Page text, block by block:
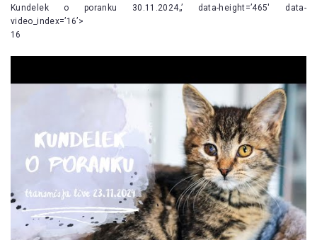
Kundelek o poranku 30.11.2024„’ data-height=’465′ data-
video_index=’16’>
16